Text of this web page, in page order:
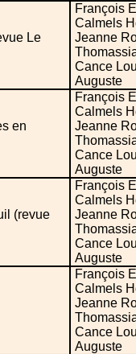
Le
François
Calmels
Jeanne
Cance
Auguste
en
François
Calmels
Jeanne
Cance
Auguste
(revue
François
Calmels
Jeanne
Cance
Auguste
François
Calmels
Jeanne
Cance
Auguste